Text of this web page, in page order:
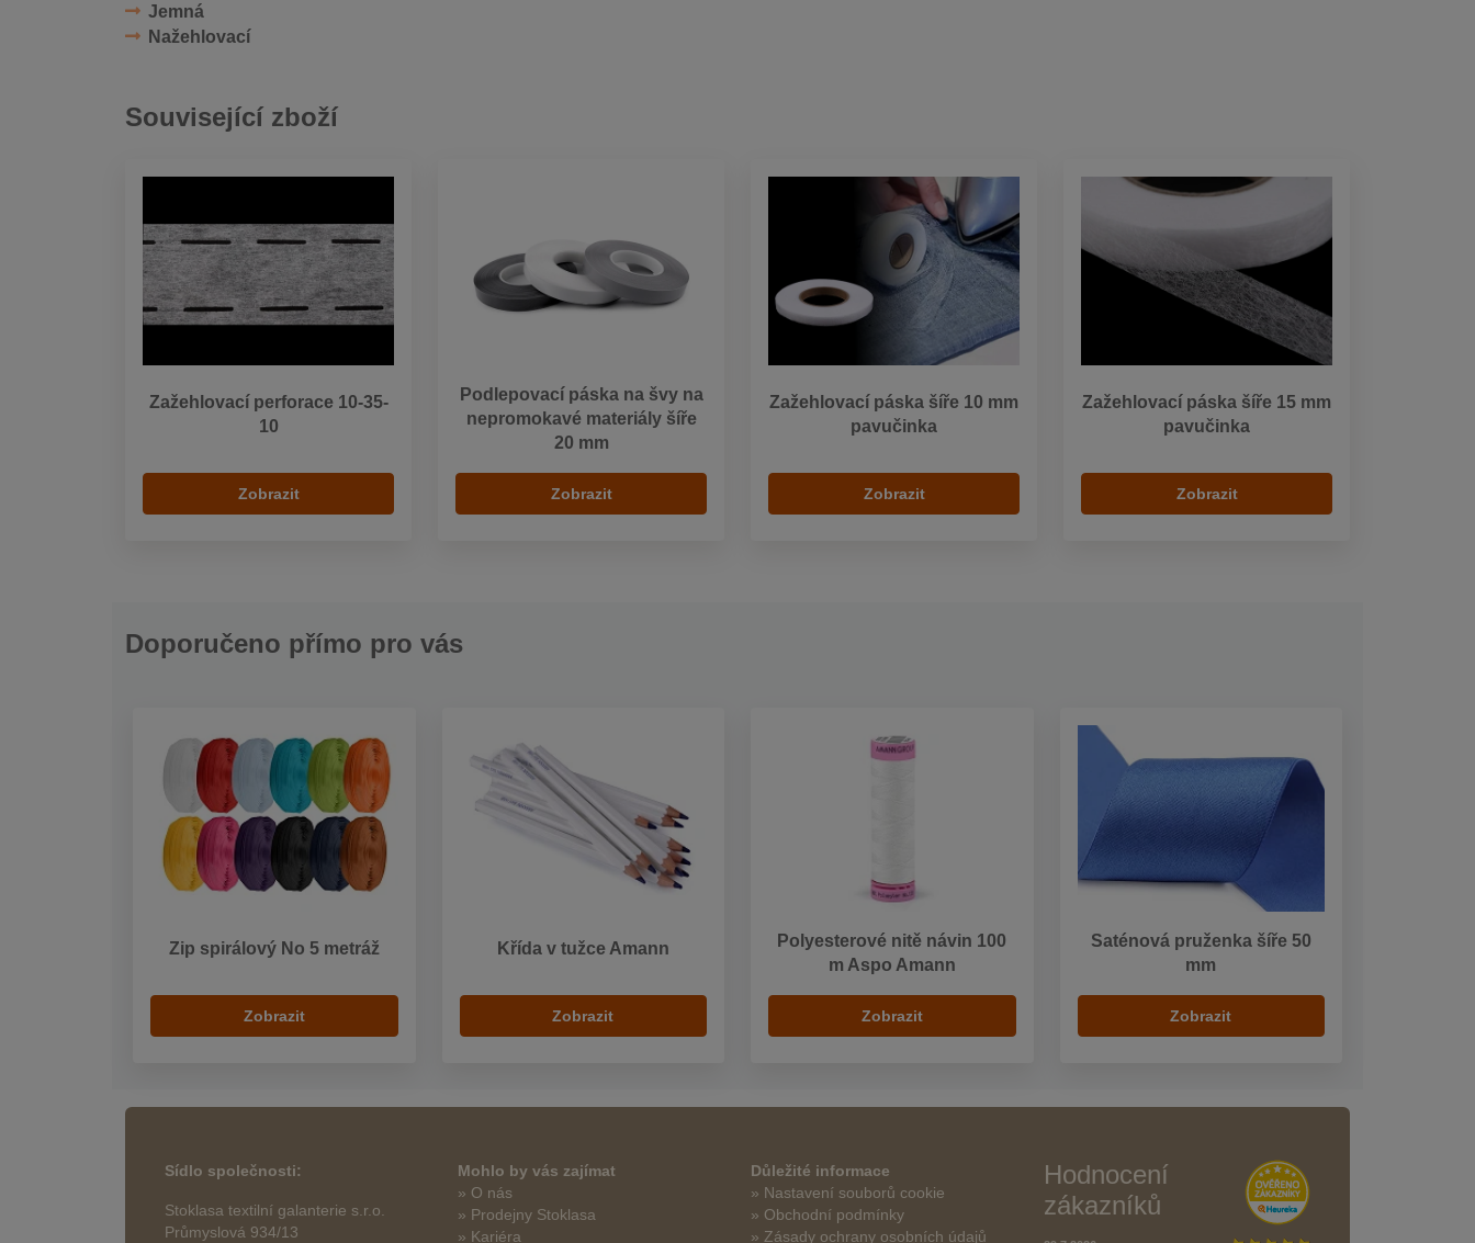
Jemná
Nažehlovací
Související zboží
Zažehlovací perforace 10-35-
10
Zobrazit
Podlepovací páska na švy na
nepromokavé materiály šíře
20 mm
Zobrazit
Zažehlovací páska šíře 10 mm
pavučinka
Zobrazit
Zažehlovací páska šíře 15 mm
pavučinka
Zobrazit
Doporučeno přímo pro vás
Zip spirálový No 5 metráž
Zobrazit
Křída v tužce Amann
Zobrazit
Polyesterové nitě návin 100
m Aspo Amann
Zobrazit
Saténová pruženka šíře 50
mm
Zobrazit
Sídlo společnosti:
Stoklasa textilní galanterie s.r.o.
Průmyslová 934/13
Mohlo by vás zajímat
» O nás
» Prodejny Stoklasa
» Kariéra
Důležité informace
» Nastavení souborů cookie
» Obchodní podmínky
» Zásady ochrany osobních údajů
Hodnocení
zákazníků